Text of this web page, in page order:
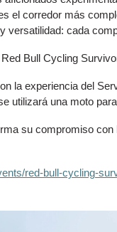
el corredor más
versatilidad: cada
Bull Cycling
la experiencia del
utilizará una moto
su compromiso
red-bull-cycling-